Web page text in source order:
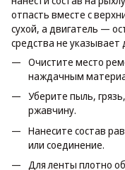
отпасть вместе с
сухой, а двигатель —
средства не указывает
Очистите место
наждачным
Уберите пыль,
ржавчину.
Нанесите состав
или соединение.
Для ленты плотно